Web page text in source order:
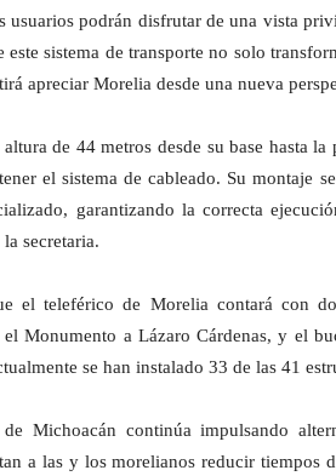
usuarios podrán disfrutar de una vista
sistema de transporte no solo
apreciar Morelia desde una nueva
de 44 metros desde su base hasta
el sistema de cableado. Su montaje
garantizando la correcta
secretaria.
el teleférico de Morelia contará con
Monumento a Lázaro Cárdenas, y el
se han instalado 33 de las 41
Michoacán continúa impulsando
a las y los morelianos reducir tiempos